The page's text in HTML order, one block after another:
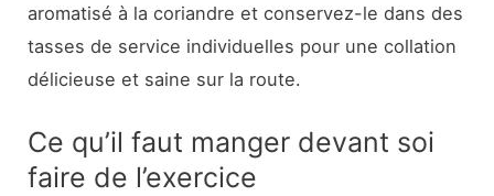
aromatisé à la coriandre et conservez-le dans des
tasses de service individuelles pour une collation
délicieuse et saine sur la route.
Ce qu’il faut manger devant soi
faire de l’exercice